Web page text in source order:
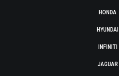
HONDA
HYUNDAI
INFINITI
JAGUAR